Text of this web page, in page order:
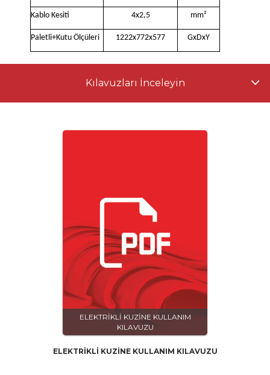
Kablo Kesiti 4x2,5 mm²
Paletli+Kutu Ölçüleri 1222x772x577 GxDxY
Kılavuzları İnceleyin
ELEKTRİKLİ KUZİNE KULLANIM
KILAVUZU
ELEKTRİKLİ KUZİNE KULLANIM KILAVUZU